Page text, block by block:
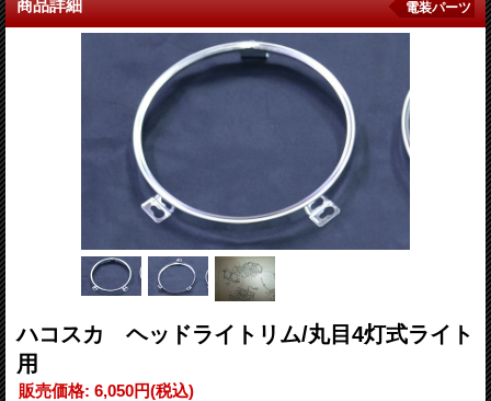
商品詳細 電装パーツ
ハコスカ ヘッドライトリム/丸目4灯式ライト
用
販売価格: 6,050円(税込)